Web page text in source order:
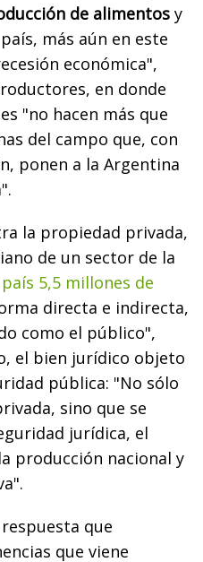
de alimentos y
más aún en este
económica",
en donde
"no hacen más que
del campo que, con
ponen a la Argentina
la propiedad privada,
de un sector de la
5,5 millones de
directa e indirecta,
como el público",
el bien jurídico objeto
pública: "No sólo
sino que se
jurídica, el
producción nacional y
que
que viene